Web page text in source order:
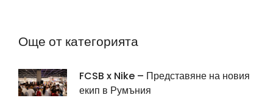
Още от категорията
FCSB x Nike – Представяне на новия
екип в Румъния